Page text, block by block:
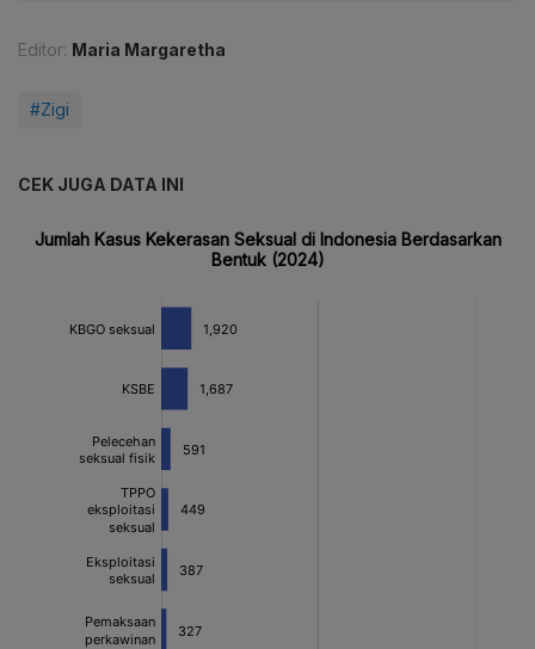
Editor: Maria Margaretha
#Zigi
CEK JUGA DATA INI